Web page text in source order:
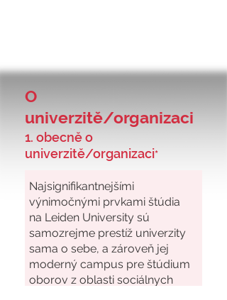
O
univerzitě/organizaci
1. obecně o
univerzitě/organizaci*